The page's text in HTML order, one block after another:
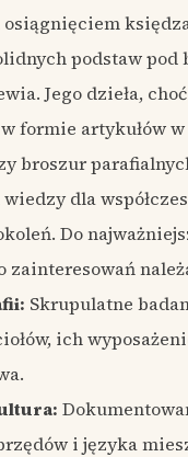
podstaw pod
Jego dzieła,
formie artykułów
broszur
dla
Do
zainteresowań
Skrupulatne
ich
i języka